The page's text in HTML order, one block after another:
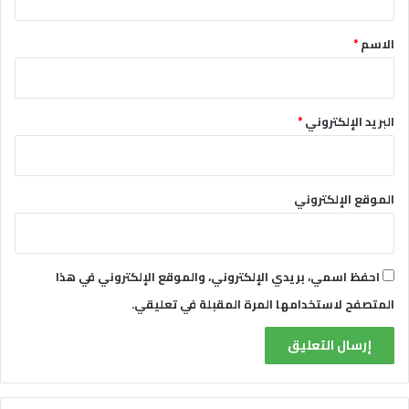
*الاسم*
البريد الإلكتروني*
الموقع الإلكتروني
احفظ اسمي، بريدي الإلكتروني، والموقع الإلكتروني في هذا
المتصفح لاستخدامها المرة المقبلة في تعليقي.